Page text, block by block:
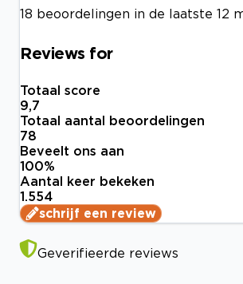
18 beoordelingen in de laatste 12
Reviews for
Totaal score
9,7
Totaal aantal beoordelingen
78
Beveelt ons aan
100%
Aantal keer bekeken
1.554
schrijf een review
Geverifieerde reviews